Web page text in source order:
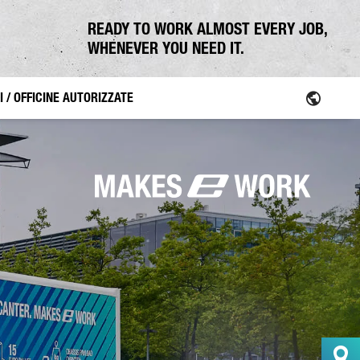
READY TO WORK ALMOST EVERY JOB,
WHENEVER YOU NEED IT.
/ OFFICINE AUTORIZZATE